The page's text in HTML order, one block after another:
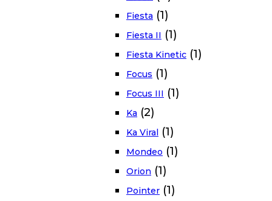
Fiesta (1)
Fiesta II (1)
Fiesta Kinetic (1)
Focus (1)
Focus III (1)
Ka (2)
Ka Viral (1)
Mondeo (1)
Orion (1)
Pointer (1)